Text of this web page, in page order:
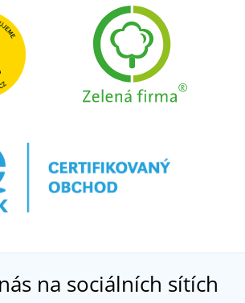
na sociálních sítích